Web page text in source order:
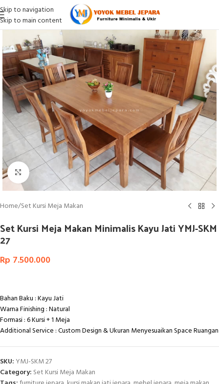
Skip to navigation
Skip to main content
Click to enlarge
Home/Set Kursi Meja Makan
Set Kursi Meja Makan Minimalis Kayu Jati YMJ-SKM
27
Rp 7.500.000
Bahan Baku : Kayu Jati
Warna Finishing : Natural
Formasi : 6 Kursi + 1 Meja
Additional Service : Custom Design & Ukuran Menyesuaikan Space Ruangan
SKU: YMJ-SKM 27
Category: Set Kursi Meja Makan